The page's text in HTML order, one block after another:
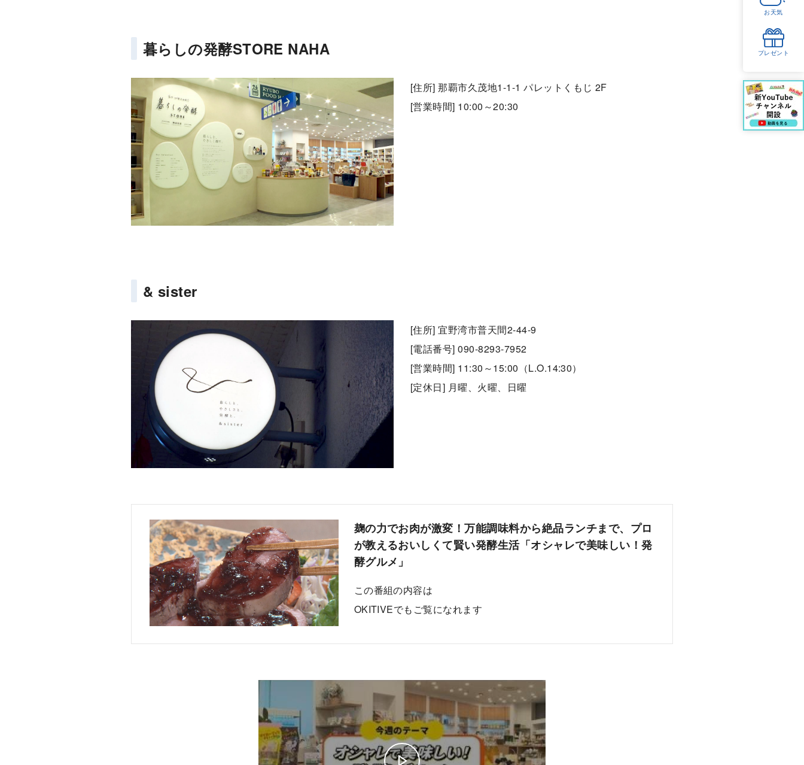
お天気
プレゼント
暮らしの発酵STORE NAHA
[住所] 那覇市久茂地1-1-1 パレットくもじ 2F
[営業時間] 10:00～20:30
& sister
[住所] 宜野湾市普天間2-44-9
[電話番号] 090-8293-7952
[営業時間] 11:30～15:00（L.O.14:30）
[定休日] 月曜、火曜、日曜
麹の力でお肉が激変！万能調味料から絶品ランチまで、プロ
が教えるおいしくて賢い発酵生活「オシャレで美味しい！発
酵グルメ」
この番組の内容は
OKITIVEでもご覧になれます